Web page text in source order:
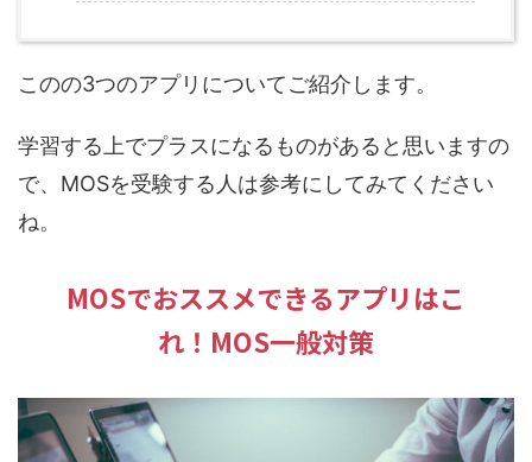
このの3つのアプリについてご紹介します。
学習する上でプラスになるものがあると思いますの
で、MOSを受験する人は参考にしてみてください
ね。
MOSでおススメできるアプリはこ
れ！MOS一般対策